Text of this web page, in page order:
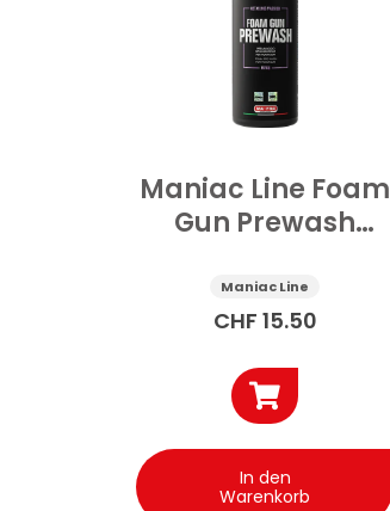
Maniac Line Foam
Gun Prewash
Auto 1 l
Maniac Line
CHF 15.50
In den
Warenkorb